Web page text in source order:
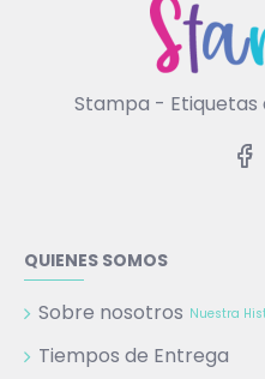
Stampa - Etiquetas
QUIENES SOMOS
Sobre nosotros Nuestra
Tiempos de Entrega